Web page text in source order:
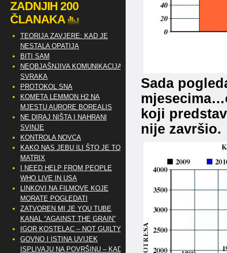
Sada
koji
nije završio.
ZADNJIH 200
ČLANAKA
TEORIJA ZAVJERE: KAD JE
NESTALA OPATIJA
BITI SAM
NEOBJAŠNJIVA KOMUNIKACIJA
SVRAKA
PROTOKOL SNA
KOMETA LEMMON H2 NA
MJESTU AURORE BOREALIS
NE DIRAJ NIŠTA I NAHRANI
SVINJE
KONTROLA NOVCA
KAKO NAS JEBU ILI ŠTO JE TO
MATRIX
I NEED HELP FROM PEOPLE
WHO LIVE IN USA
LINKOVI NA FILMOVE KOJE
MORATE POGLEDATI
ZATVOREN MI JE YOU TUBE
KANAL “AGAINST THE GRAIN”
IGOR KOSTELAC – NOT GUILTY
GOVNO I ISTINA UVIJEK
ISPLIVAJU NA POVRŠINU – KAD